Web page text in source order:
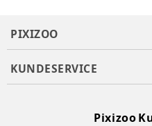
PIXIZOO
KUNDESERVICE
Pixizoo